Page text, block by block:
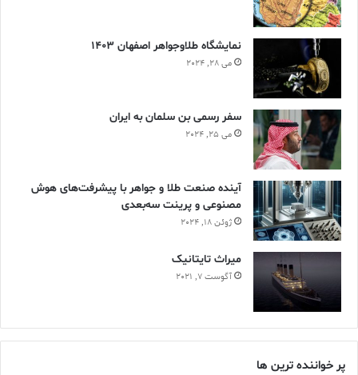
نمایشگاه طلاوجواهر اصفهان 1403
می 28, 2024
سفر رسمی بن سلمان به ایران
می 25, 2024
آینده صنعت طلا و جواهر با پیشرفت‌های هوش
مصنوعی و پرینت سه‌بعدی
ژوئن 18, 2024
ميراث تايتانيک
آگوست 7, 2021
پر خواننده ترین ها